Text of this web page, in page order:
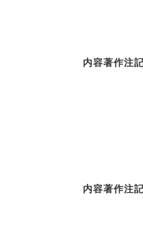
内容著作注
内容著作注